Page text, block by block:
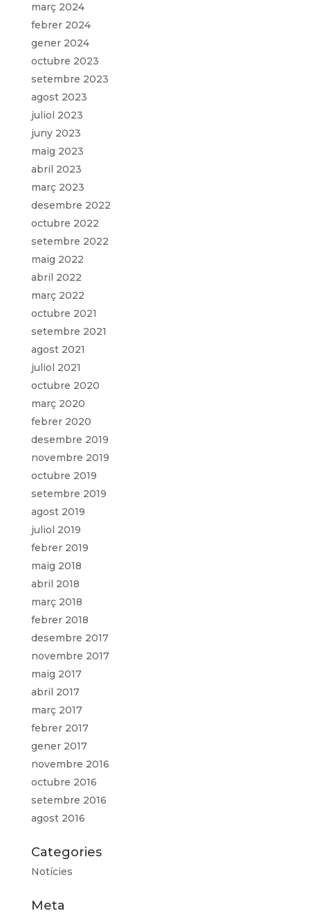
març 2024
febrer 2024
gener 2024
octubre 2023
setembre 2023
agost 2023
juliol 2023
juny 2023
maig 2023
abril 2023
març 2023
desembre 2022
octubre 2022
setembre 2022
maig 2022
abril 2022
març 2022
octubre 2021
setembre 2021
agost 2021
juliol 2021
octubre 2020
març 2020
febrer 2020
desembre 2019
novembre 2019
octubre 2019
setembre 2019
agost 2019
juliol 2019
febrer 2019
maig 2018
abril 2018
març 2018
febrer 2018
desembre 2017
novembre 2017
maig 2017
abril 2017
març 2017
febrer 2017
gener 2017
novembre 2016
octubre 2016
setembre 2016
agost 2016
Categories
Notícies
Meta